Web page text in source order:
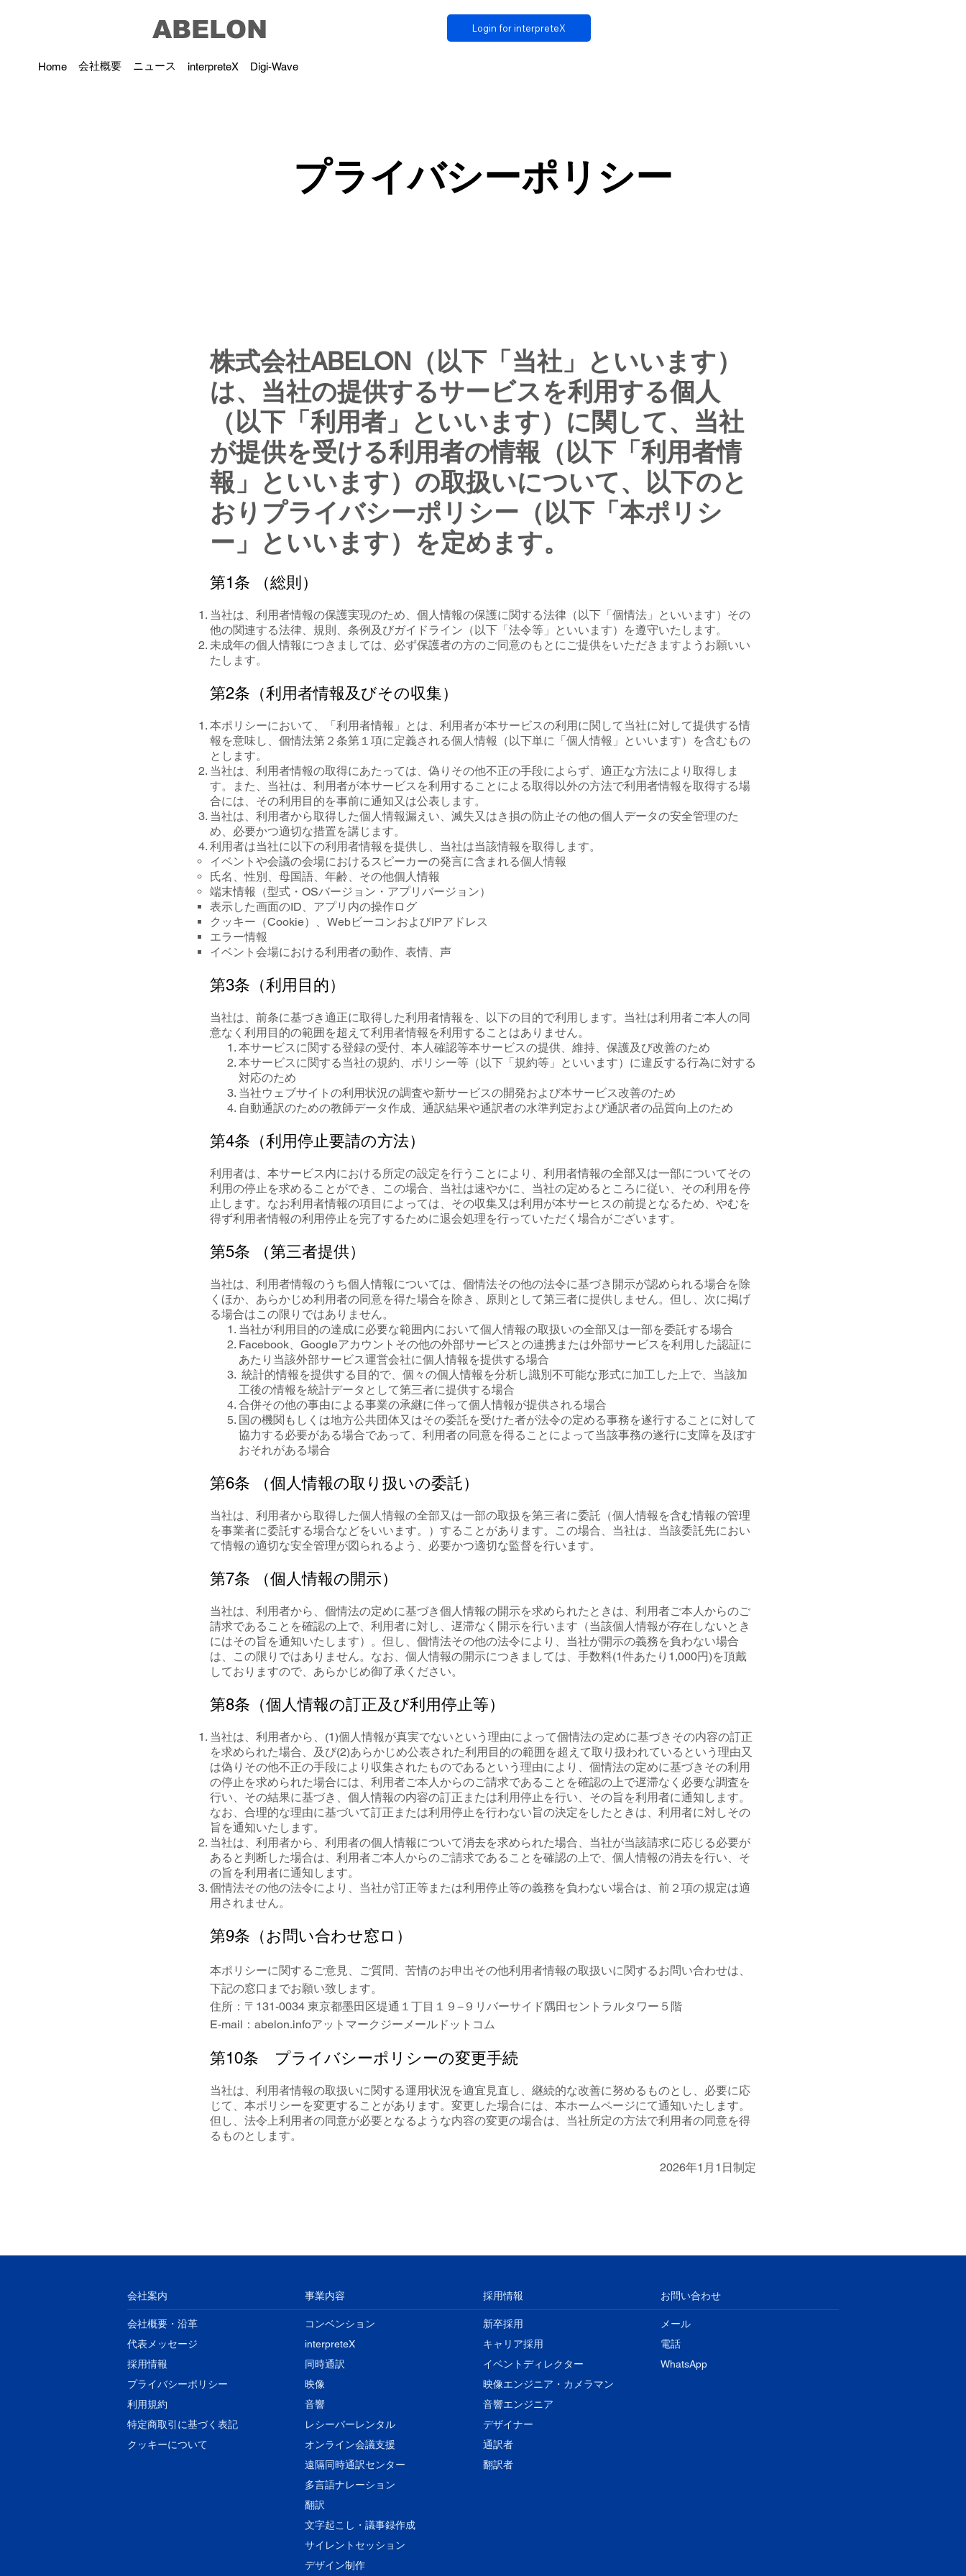
ABELON
Home 会社概要 ニュース interpreteX Digi-Wave
Login for interpreteX
プライバシーポリシー
株式会社ABELON（以下「当社」といいます）
は、当社の提供するサービスを利用する個人
（以下「利用者」といいます）に関して、当社
が提供を受ける利用者の情報（以下「利用者情
報」といいます）の取扱いについて、以下のと
おりプライバシーポリシー（以下「本ポリシ
ー」といいます）を定めます。
第1条 （総則）
当社は、利用者情報の保護実現のため、個人情報の保護に関する法律（以下「個情法」といいます）その
他の関連する法律、規則、条例及びガイドライン（以下「法令等」といいます）を遵守いたします。
未成年の個人情報につきましては、必ず保護者の方のご同意のもとにご提供をいただきますようお願いい
たします。
第2条（利用者情報及びその収集）
本ポリシーにおいて、「利用者情報」とは、利用者が本サービスの利用に関して当社に対して提供する情
報を意味し、個情法第２条第１項に定義される個人情報（以下単に「個人情報」といいます）を含むもの
とします。
当社は、利用者情報の取得にあたっては、偽りその他不正の手段によらず、適正な方法により取得しま
す。また、当社は、利用者が本サービスを利用することによる取得以外の方法で利用者情報を取得する場
合には、その利用目的を事前に通知又は公表します。
当社は、利用者から取得した個人情報漏えい、滅失又はき損の防止その他の個人データの安全管理のた
め、必要かつ適切な措置を講じます。
利用者は当社に以下の利用者情報を提供し、当社は当該情報を取得します。
イベントや会議の会場におけるスピーカーの発言に含まれる個人情報
氏名、性別、母国語、年齢、その他個人情報
端末情報（型式・OSバージョン・アプリバージョン）
表示した画面のID、アプリ内の操作ログ
クッキー（Cookie）、WebビーコンおよびIPアドレス
エラー情報
イベント会場における利用者の動作、表情、声
第3条（利用目的）
当社は、前条に基づき適正に取得した利用者情報を、以下の目的で利用します。当社は利用者ご本人の同
意なく利用目的の範囲を超えて利用者情報を利用することはありません。
本サービスに関する登録の受付、本人確認等本サービスの提供、維持、保護及び改善のため
本サービスに関する当社の規約、ポリシー等（以下「規約等」といいます）に違反する行為に対する
対応のため
当社ウェブサイトの利用状況の調査や新サービスの開発および本サービス改善のため
自動通訳のための教師データ作成、通訳結果や通訳者の水準判定および通訳者の品質向上のため
第4条（利用停止要請の方法）
利用者は、本サービス内における所定の設定を行うことにより、利用者情報の全部又は一部についてその
利用の停止を求めることができ、この場合、当社は速やかに、当社の定めるところに従い、その利用を停
止します。なお利用者情報の項目によっては、その収集又は利用が本サーヒスの前提となるため、やむを
得ず利用者情報の利用停止を完了するために退会処理を行っていただく場合がございます。
第5条 （第三者提供）
当社は、利用者情報のうち個人情報については、個情法その他の法令に基づき開示が認められる場合を除
くほか、あらかじめ利用者の同意を得た場合を除き、原則として第三者に提供しません。但し、次に掲げ
る場合はこの限りではありません。
当社が利用目的の達成に必要な範囲内において個人情報の取扱いの全部又は一部を委託する場合
Facebook、Googleアカウントその他の外部サービスとの連携または外部サービスを利用した認証に
あたり当該外部サービス運営会社に個人情報を提供する場合
統計的情報を提供する目的で、個々の個人情報を分析し識別不可能な形式に加工した上で、当該加
工後の情報を統計データとして第三者に提供する場合
合併その他の事由による事業の承継に伴って個人情報が提供される場合
国の機関もしくは地方公共団体又はその委託を受けた者が法令の定める事務を遂行することに対して
協力する必要がある場合であって、利用者の同意を得ることによって当該事務の遂行に支障を及ぼす
おそれがある場合
第6条 （個人情報の取り扱いの委託）
当社は、利用者から取得した個人情報の全部又は一部の取扱を第三者に委託（個人情報を含む情報の管理
を事業者に委託する場合などをいいます。）することがあります。この場合、当社は、当該委託先におい
て情報の適切な安全管理が図られるよう、必要かつ適切な監督を行います。
第7条 （個人情報の開示）
当社は、利用者から、個情法の定めに基づき個人情報の開示を求められたときは、利用者ご本人からのご
請求であることを確認の上で、利用者に対し、遅滞なく開示を行います（当該個人情報が存在しないとき
にはその旨を通知いたします）。但し、個情法その他の法令により、当社が開示の義務を負わない場合
は、この限りではありません。なお、個人情報の開示につきましては、手数料(1件あたり1,000円)を頂戴
しておりますので、あらかじめ御了承ください。
第8条（個人情報の訂正及び利用停止等）
当社は、利用者から、(1)個人情報が真実でないという理由によって個情法の定めに基づきその内容の訂正
を求められた場合、及び(2)あらかじめ公表された利用目的の範囲を超えて取り扱われているという理由又
は偽りその他不正の手段により収集されたものであるという理由により、個情法の定めに基づきその利用
の停止を求められた場合には、利用者ご本人からのご請求であることを確認の上で遅滞なく必要な調査を
行い、その結果に基づき、個人情報の内容の訂正または利用停止を行い、その旨を利用者に通知します。
なお、合理的な理由に基づいて訂正または利用停止を行わない旨の決定をしたときは、利用者に対しその
旨を通知いたします。
当社は、利用者から、利用者の個人情報について消去を求められた場合、当社が当該請求に応じる必要が
あると判断した場合は、利用者ご本人からのご請求であることを確認の上で、個人情報の消去を行い、そ
の旨を利用者に通知します。
個情法その他の法令により、当社が訂正等または利用停止等の義務を負わない場合は、前２項の規定は適
用されません。
第9条（お問い合わせ窓ロ）
本ポリシーに関するご意見、ご質問、苦情のお申出その他利用者情報の取扱いに関するお問い合わせは、
下記の窓口までお願い致します。
住所：〒131-0034 東京都墨田区堤通１丁目１９−９リバーサイド隅田セントラルタワー５階
E-mail：abelon.infoアットマークジーメールドットコム
第10条 プライバシーポリシーの変更手続
当社は、利用者情報の取扱いに関する運用状況を適宜見直し、継続的な改善に努めるものとし、必要に応
じて、本ポリシーを変更することがあります。変更した場合には、本ホームページにて通知いたします。
但し、法令上利用者の同意が必要となるような内容の変更の場合は、当社所定の方法で利用者の同意を得
るものとします。
2026年1月1日制定
会社案内
会社概要・沿革
代表メッセージ
​採用情報
プライバシーポリシー
利用規約
特定商取引に基づく表記
クッキーについて
事業内容
コンベンション
interpreteX
同時通訳
映像
音響
​レシーバーレンタル
オンライン会議支援
遠隔同時通訳センター
多言語ナレーション
翻訳
文字起こし・議事録作成
サイレントセッション
デザイン制作
採用情報
新卒採用
キャリア採用
イベントディレクター
映像エンジニア・カメラマン
音響エンジニア
​デザイナー
通訳者
翻訳者
​お問い合わせ
メール
電話
WhatsApp